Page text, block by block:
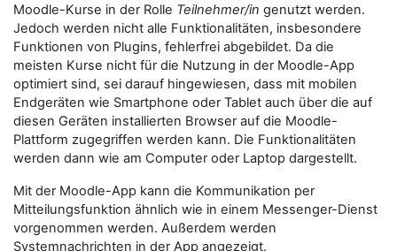
Moodle-Kurse in der Rolle Teilnehmer/in genutzt werden.
Jedoch werden nicht alle Funktionalitäten, insbesondere
Funktionen von Plugins, fehlerfrei abgebildet. Da die
meisten Kurse nicht für die Nutzung in der Moodle-App
optimiert sind, sei darauf hingewiesen, dass mit mobilen
Endgeräten wie Smartphone oder Tablet auch über die auf
diesen Geräten installierten Browser auf die Moodle-
Plattform zugegriffen werden kann. Die Funktionalitäten
werden dann wie am Computer oder Laptop dargestellt.
Mit der Moodle-App kann die Kommunikation per
Mitteilungsfunktion ähnlich wie in einem Messenger-Dienst
vorgenommen werden. Außerdem werden
Systemnachrichten in der App angezeigt.